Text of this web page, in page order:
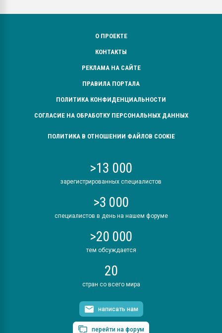
О ПРОЕКТЕ
КОНТАКТЫ
РЕКЛАМА НА САЙТЕ
ПРАВИЛА ПОРТАЛА
ПОЛИТИКА КОНФИДЕНЦИАЛЬНОСТИ
СОГЛАСИЕ НА ОБРАБОТКУ ПЕРСОНАЛЬНЫХ ДАННЫХ
ПОЛИТИКА В ОТНОШЕНИИ ФАЙЛОВ COOKIE
>13 000
зарегистрированных специалистов
>3 000
специалистов в день на нашем форуме
>20 000
тем обсуждается
20
стран со всего мира
написать нам
перейти на форум